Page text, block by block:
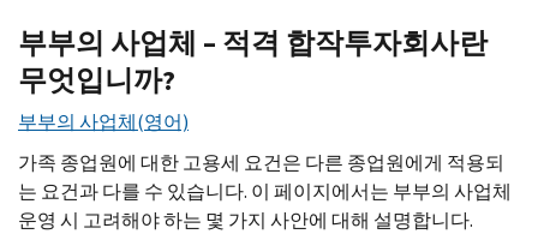
부부의 사업체 – 적격 합작투자회사란
무엇입니까?
부부의 사업체(영어)
가족 종업원에 대한 고용세 요건은 다른 종업원에게 적용되
는 요건과 다를 수 있습니다. 이 페이지에서는 부부의 사업체
운영 시 고려해야 하는 몇 가지 사안에 대해 설명합니다.